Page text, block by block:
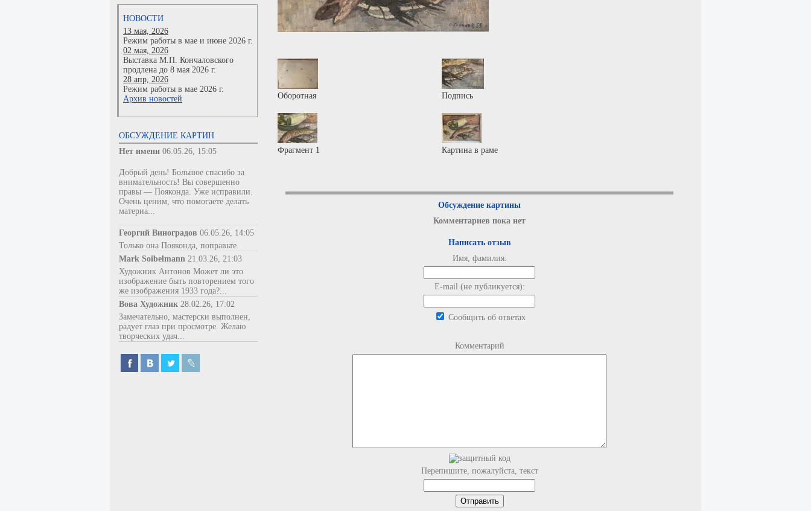
НОВОСТИ
13 мая, 2026
Режим работы в мае и июне 2026 г.
02 мая, 2026
Выставка М.П. Кончаловского
продлена до 8 мая 2026 г.
28 апр, 2026
Режим работы в мае 2026 г.
Архив новостей
ОБСУЖДЕНИЕ КАРТИН
Нет имени 06.05.26, 15:05
Добрый день! Большое спасибо за
внимательность! Вы совершенно
правы — Пояконда. Уже исправили.
Очень ценим, что помогаете делать
материа...
Георгий Виноградов 06.05.26, 14:05
Только она Пояконда, поправьте.
Mark Soibelmann 21.03.26, 21:03
Художник Антонов Может ли это
изображение быть повторением того
же изображения 1933 года?...
Вова Художник 28.02.26, 17:02
Замечательно, мастерски выполнен,
радует глаз при просмотре. Желаю
творческих удач...
Оборотная Подпись
Фрагмент 1 Картина в раме
Обсуждение картины
Комментариев пока нет
Написать отзыв
Имя, фамилия:
E-mail (не публикуется):
Сообщить об ответах
Комментарий
Перепишите, пожалуйста, текст